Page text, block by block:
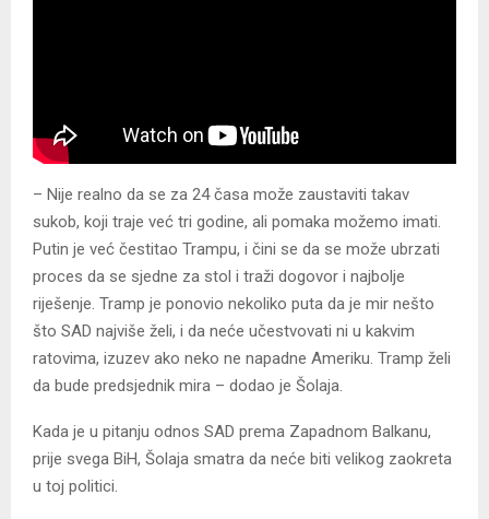
– Nije realno da se za 24 časa može zaustaviti takav
sukob, koji traje već tri godine, ali pomaka možemo imati.
Putin je već čestitao Trampu, i čini se da se može ubrzati
proces da se sjedne za stol i traži dogovor i najbolje
riješenje. Tramp je ponovio nekoliko puta da je mir nešto
što SAD najviše želi, i da neće učestvovati ni u kakvim
ratovima, izuzev ako neko ne napadne Ameriku. Tramp želi
da bude predsjednik mira – dodao je Šolaja.
Kada je u pitanju odnos SAD prema Zapadnom Balkanu,
prije svega BiH, Šolaja smatra da neće biti velikog zaokreta
u toj politici.